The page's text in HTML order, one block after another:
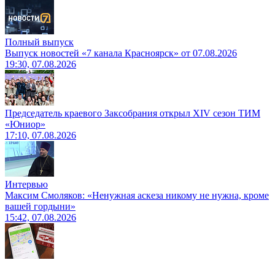
Полный выпуск
Выпуск новостей «7 канала Красноярск» от 07.08.2026
19:30, 07.08.2026
Председатель краевого Заксобрания открыл XIV сезон ТИМ
«Юниор»
17:10, 07.08.2026
Интервью
Максим Смоляков: «Ненужная аскеза никому не нужна, кроме
вашей гордыни»
15:42, 07.08.2026